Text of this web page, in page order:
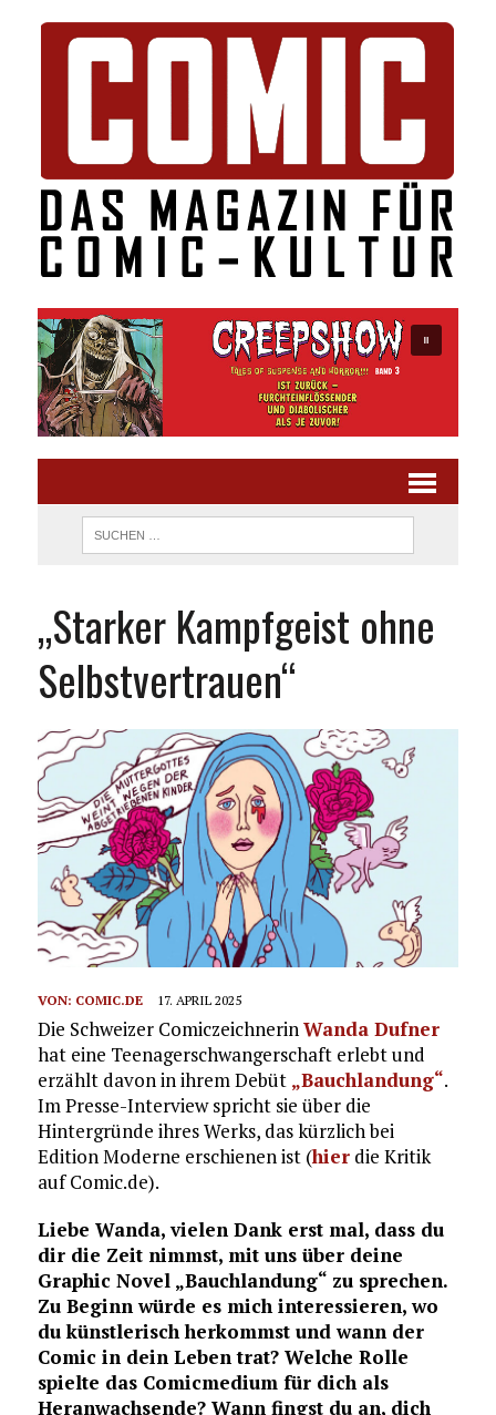
„Starker Kampfgeist ohne
Selbstvertrauen“
VON: COMIC.DE 17. APRIL 2025
Die Schweizer Comiczeichnerin Wanda Dufner
hat eine Teenagerschwangerschaft erlebt und
erzählt davon in ihrem Debüt „Bauchlandung“.
Im Presse-Interview spricht sie über die
Hintergründe ihres Werks, das kürzlich bei
Edition Moderne erschienen ist (hierdie Kritik
auf Comic.de).
Liebe Wanda, vielen Dank erst mal, dass du
dir die Zeit nimmst, mit uns über deine
Graphic Novel „Bauchlandung“ zu sprechen.
Zu Beginn würde es mich interessieren, wo
du künstlerisch herkommst und wann der
Comic in dein Leben trat? Welche Rolle
spielte das Comicmedium für dich als
Heranwachsende? Wann fingst du an, dich